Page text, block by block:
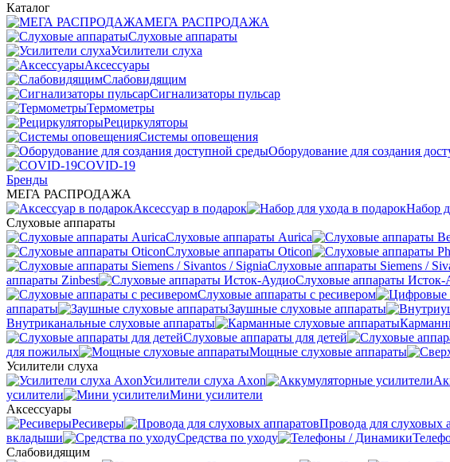
Каталог
МЕГА РАСПРОДАЖА
Слуховые аппараты
Усилители слуха
Аксессуары
Слабовидящим
Сигнализаторы пульсар
Термометры
Рециркуляторы
Cистемы оповещения
Оборудование для создания
COVID-19
Бренды
МЕГА РАСПРОДАЖА
Аксессуар в подарок
Набор
Слуховые аппараты
Слуховые аппараты Aurica
Слуховые аппараты Oticon
Слуховые аппараты Siemens /
аппараты Zinbest
Слуховые аппараты Исток-
Слуховые аппараты с ресивером
аппараты
Заушные слуховые аппараты
Внутриканальные слуховые аппараты
Слуховые аппараты для детей
для пожилых
Мощные слуховые аппараты
Усилители слуха
Усилители слуха Axon
усилители
Мини усилители
Аксессуары
Ресиверы
Провода для слуховых
вкладыши
Средства по уходу
Слабовидящим